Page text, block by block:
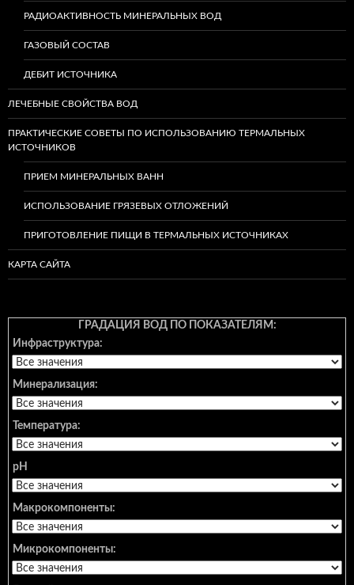
РАДИОАКТИВНОСТЬ МИНЕРАЛЬНЫХ ВОД
ГАЗОВЫЙ СОСТАВ
ДЕБИТ ИСТОЧНИКА
ЛЕЧЕБНЫЕ СВОЙСТВА ВОД
ПРАКТИЧЕСКИЕ СОВЕТЫ ПО ИСПОЛЬЗОВАНИЮ ТЕРМАЛЬНЫХ
ИСТОЧНИКОВ
ПРИЕМ МИНЕРАЛЬНЫХ ВАНН
ИСПОЛЬЗОВАНИЕ ГРЯЗЕВЫХ ОТЛОЖЕНИЙ
ПРИГОТОВЛЕНИЕ ПИЩИ В ТЕРМАЛЬНЫХ ИСТОЧНИКАХ
КАРТА САЙТА
ГРАДАЦИЯ ВОД ПО ПОКАЗАТЕЛЯМ:
Инфраструктура:
Минерализация:
Температура:
pH
Макрокомпоненты:
Микрокомпоненты: